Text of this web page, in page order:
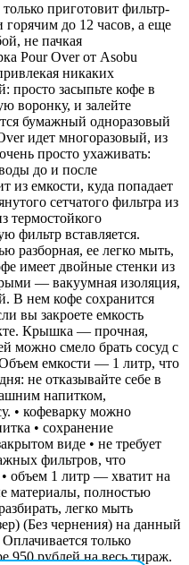
приготовит фильтр-
до 12 часов, а еще
не пачкая
Pour Over от Asobu
никаких
просто засыпьте кофе в
воронку, и залейте
бумажный одноразовый
идет многоразовый, из
просто ухаживать:
до и после
из емкости, куда попадает
сетчатого фильтра из
термостойкого
фильтр вставляется.
разборная, ее легко мыть,
имеет двойные стенки из
— вакуумная изоляция,
В нем кофе сохранится
вы закроете емкость
Крышка — прочная,
можно смело брать сосуд с
емкости — 1 литр, что
не отказывайте себе в
напитком,
• кофеварку можно
• сохранение
виде • не требует
фильтров, что
объем 1 литр — хватит на
материалы, полностью
легко мыть
(Без чернения) на данный
только
950 рублей на весь тираж.